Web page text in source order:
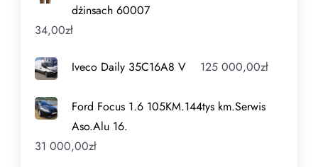
dżinsach 60007
34,00zł
Iveco Daily 35C16A8 V 125 000,00zł
Ford Focus 1.6 105KM.144tys km.Serwis
Aso.Alu 16.
31 000,00zł